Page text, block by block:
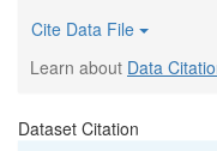
Cite Data File
Learn about Data
Dataset Citation